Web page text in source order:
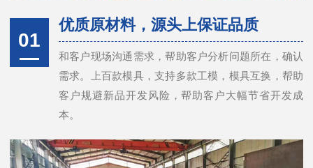
01
优质原材料，源头上保证品质
和客户现场沟通需求，帮助客户分析问题所在，确认
需求。上百款模具，支持多款工模，模具互换，帮助
客户规避新品开发风险，帮助客户大幅节省开发成
本。